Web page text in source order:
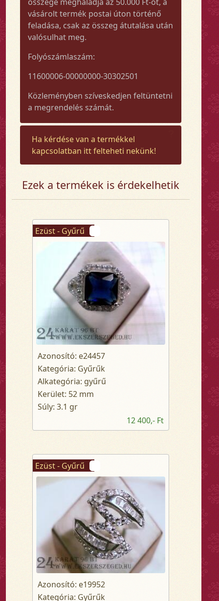
vásárolt termék postai úton történő
feladása, csak az összeg átutalása után
valósulhat meg.
Folyószámlaszám:
11600006-00000000-30302501
Közleményben szíveskedjen feltüntetni
a megrendelés számát.
Ha kérdése van a termékkel
kapcsolatban itt felteheti nekünk!
Ezek a termékek is érdekelhetik
Ezüst - Gyűrű
Azonosító: e24457
Kategória: Gyűrűk
Alkategória: gyűrű
Kerület: 52 mm
Súly: 3.1 gr
12 400,- Ft
Ezüst - Gyűrű
Azonosító: e19952
Kategória: Gyűrűk